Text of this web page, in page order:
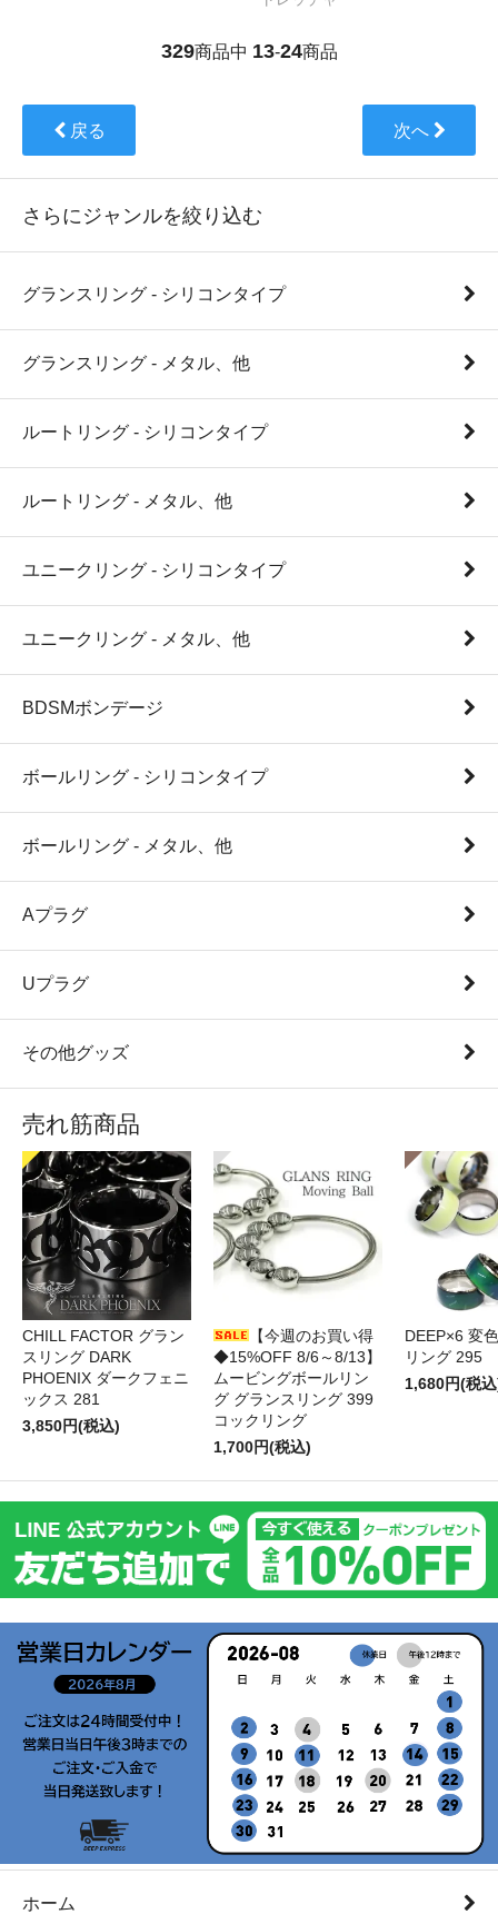
329商品中 13-24商品
戻る 次へ
さらにジャンルを絞り込む
グランスリング - シリコンタイプ
グランスリング - メタル、他
ルートリング - シリコンタイプ
ルートリング - メタル、他
ユニークリング - シリコンタイプ
ユニークリング - メタル、他
BDSMボンデージ
ボールリング - シリコンタイプ
ボールリング - メタル、他
Aプラグ
Uプラグ
その他グッズ
売れ筋商品
CHILL FACTOR グラン
スリング DARK
PHOENIX ダークフェニ
ックス 281
3,850円(税込)
【今週のお買い得
◆15%OFF 8/6～8/13】
ムービングボールリン
グ グランスリング 399
コックリング
1,700円(税込)
DEEP×6 変
リング 295
1,680円(税
ホーム